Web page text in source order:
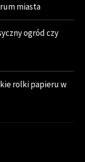
miasta
ogród czy
rolki papieru w